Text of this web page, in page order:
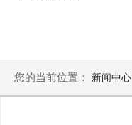
您的当前位置： 新闻中心